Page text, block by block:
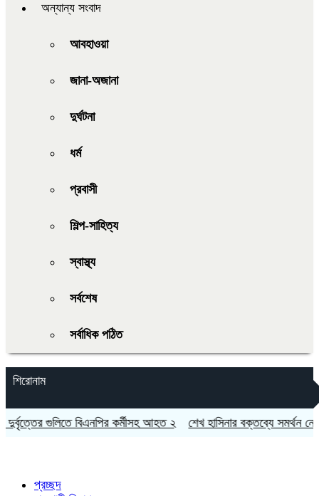
অন্যান্য সংবাদ
আবহাওয়া
জানা-অজানা
দুর্ঘটনা
ধর্ম
প্রবাসী
শিল্প-সাহিত্য
স্বাস্থ্য
সর্বশেষ
সর্বাধিক পঠিত
শিরোনাম
গুলিতে বিএনপির কর্মীসহ আহত ২ শেখ হাসিনার বক্তব্যে সমর্থন নেই
প্রচ্ছদ